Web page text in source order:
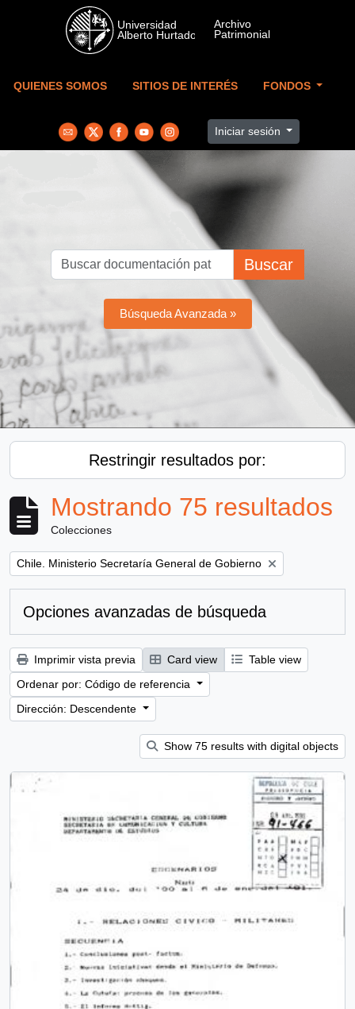
Skip to main content
QUIENES SOMOS SITIOS DE INTERÉS FONDOS
Iniciar sesión
Buscar
Búsqueda Avanzada »
Restringir resultados por:
Mostrando 75 resultados
Colecciones
Remove filter:
Chile. Ministerio Secretaría General de Gobierno
Opciones avanzadas de búsqueda
Imprimir vista previa Card view
Table view
Ordenar por: Código de referencia
Dirección: Descendente
Show 75 results with digital objects